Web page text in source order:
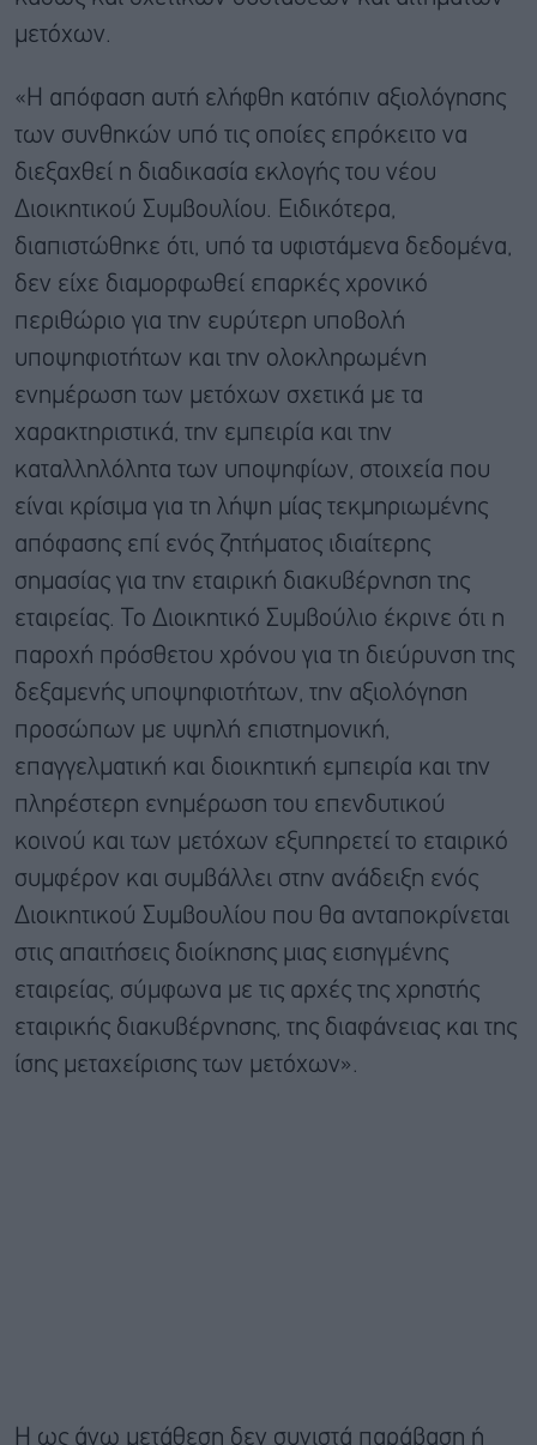
μετόχων.
«Η απόφαση αυτή ελήφθη κατόπιν αξιολόγησης
των συνθηκών υπό τις οποίες επρόκειτο να
διεξαχθεί η διαδικασία εκλογής του νέου
Διοικητικού Συμβουλίου. Ειδικότερα,
διαπιστώθηκε ότι, υπό τα υφιστάμενα δεδομένα,
δεν είχε διαμορφωθεί επαρκές χρονικό
περιθώριο για την ευρύτερη υποβολή
υποψηφιοτήτων και την ολοκληρωμένη
ενημέρωση των μετόχων σχετικά με τα
χαρακτηριστικά, την εμπειρία και την
καταλληλόλητα των υποψηφίων, στοιχεία που
είναι κρίσιμα για τη λήψη μίας τεκμηριωμένης
απόφασης επί ενός ζητήματος ιδιαίτερης
σημασίας για την εταιρική διακυβέρνηση της
εταιρείας. Το Διοικητικό Συμβούλιο έκρινε ότι η
παροχή πρόσθετου χρόνου για τη διεύρυνση της
δεξαμενής υποψηφιοτήτων, την αξιολόγηση
προσώπων με υψηλή επιστημονική,
επαγγελματική και διοικητική εμπειρία και την
πληρέστερη ενημέρωση του επενδυτικού
κοινού και των μετόχων εξυπηρετεί το εταιρικό
συμφέρον και συμβάλλει στην ανάδειξη ενός
Διοικητικού Συμβουλίου που θα ανταποκρίνεται
στις απαιτήσεις διοίκησης μιας εισηγμένης
εταιρείας, σύμφωνα με τις αρχές της χρηστής
εταιρικής διακυβέρνησης, της διαφάνειας και της
ίσης μεταχείρισης των μετόχων».
Η ως άνω μετάθεση δεν συνιστά παράβαση ή